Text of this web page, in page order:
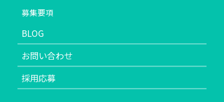
募集要項
BLOG
お問い合わせ
採用応募